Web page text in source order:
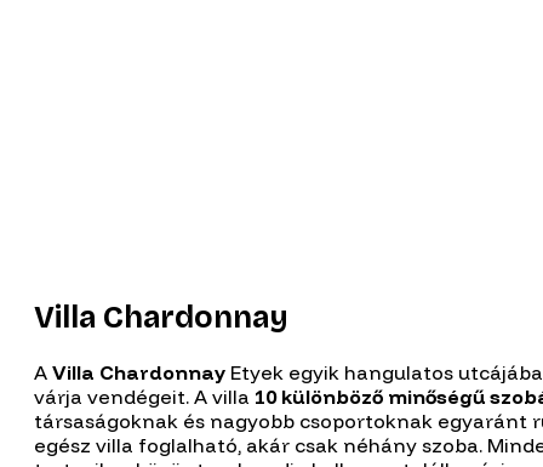
Villa Chardonnay
A Villa Chardonnay Etyek egyik hangulatos
várja vendégeit. A villa 10 különböző minőségű
társaságoknak és nagyobb csoportoknak egyaránt
egész villa foglalható, akár csak néhány szoba.